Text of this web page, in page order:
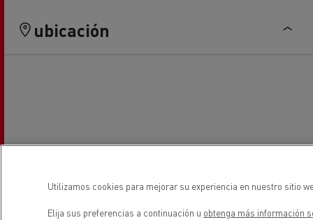
ubicación
Utilizamos cookies para mejorar su experiencia en nuestro sitio
Elija sus preferencias a continuación u obtenga más información